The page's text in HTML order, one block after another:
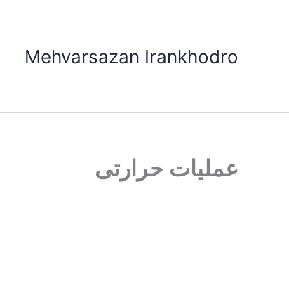
Mehvarsazan Irankhodro
عملیات حرارتی